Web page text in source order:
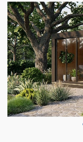
Iet
uz
galerijas
beigām